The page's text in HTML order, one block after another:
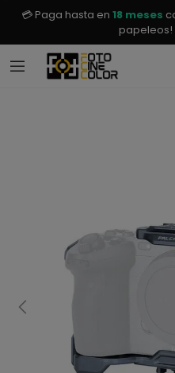
💳 Paga hasta en 18 meses
papeleos!